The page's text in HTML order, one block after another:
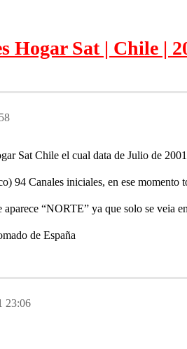
Hogar Sat | Chile |
Sat Chile el cual data de Julio de
94 Canales iniciales, en ese momento
aparece “NORTE” ya que solo se veia
de España
23:06